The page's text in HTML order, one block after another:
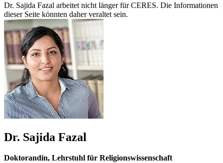
Dr. Sajida Fazal arbeitet nicht länger für CERES. Die Informationen
dieser Seite könnten daher veraltet sein.
Dr. Sajida Fazal
Doktorandin, Lehrstuhl für Religionswissenschaft